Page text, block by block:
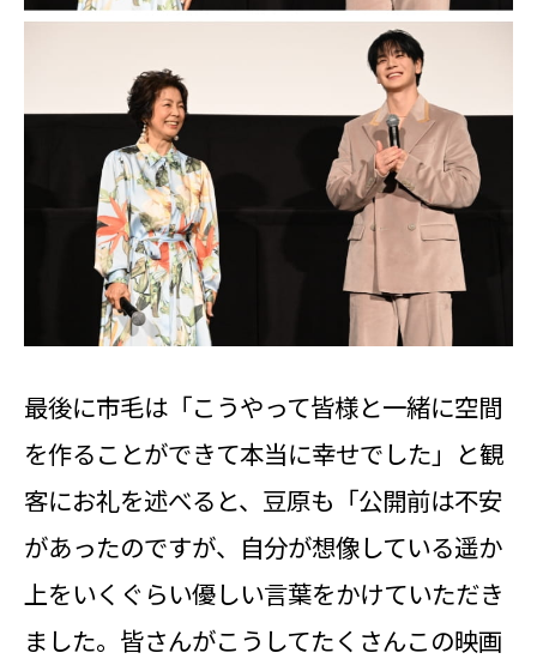
最後に市毛は「こうやって皆様と一緒に空間
を作ることができて本当に幸せでした」と観
客にお礼を述べると、豆原も「公開前は不安
があったのですが、自分が想像している遥か
上をいくぐらい優しい言葉をかけていただき
ました。皆さんがこうしてたくさんこの映画